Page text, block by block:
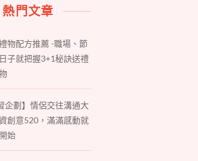
熱門文章
物配方推薦 -職場、節
子就把握3+1秘訣送禮
企劃】情侶交往溝通大
創意520，滿滿感動就
始